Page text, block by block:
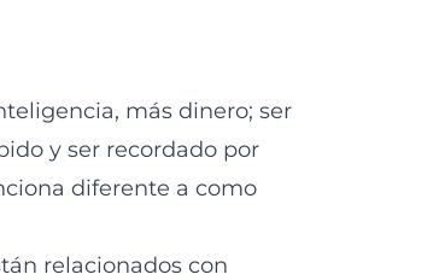
más dinero; ser
y ser recordado por
diferente a como
relacionados con